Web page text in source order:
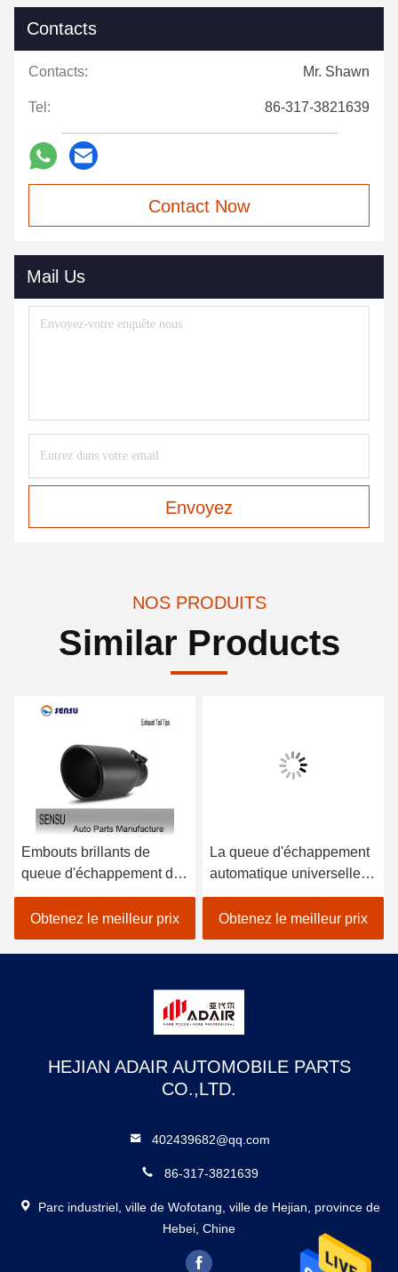
Contacts
Contacts: Mr. Shawn
Tel: 86-317-3821639
Contact Now
Mail Us
Envoyez
NOS PRODUITS
Similar Products
Embouts brillants de
queue d'échappement de
fibre de carbone pour la
modification de la série
BMW M 1234567
Obtenez le meilleur prix
La queue d'échappement
automatique universelle
d'OEM incline l'anti
corrosion pour Toyota
Honda
Obtenez le meilleur prix
HEJIAN ADAIR AUTOMOBILE PARTS
CO.,LTD.
402439682@qq.com
86-317-3821639
Parc industriel, ville de Wofotang, ville de Hejian, province de
Hebei, Chine